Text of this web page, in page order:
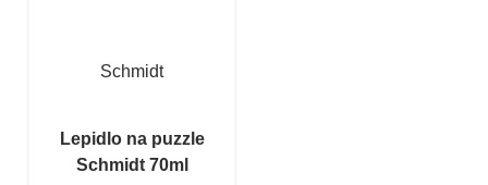
Schmidt
Lepidlo na puzzle
Schmidt 70ml